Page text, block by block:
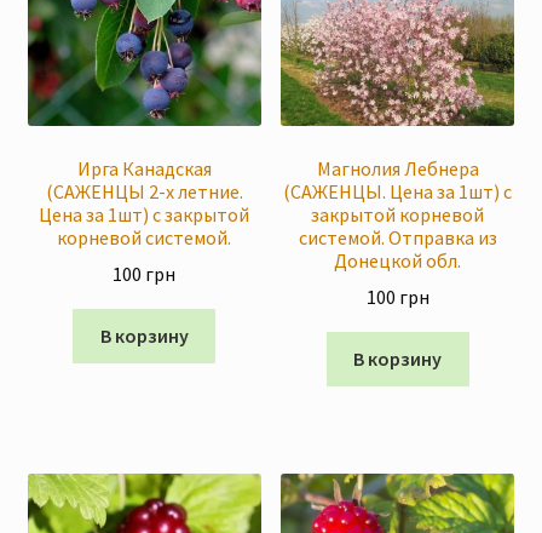
Ирга Канадская
(САЖЕНЦЫ 2-х летние.
Цена за 1шт) с закрытой
корневой системой.
100 грн
В корзину
Магнолия Лебнера
(САЖЕНЦЫ. Цена за 1шт) с
закрытой корневой
системой. Отправка из
Донецкой обл.
100 грн
В корзину